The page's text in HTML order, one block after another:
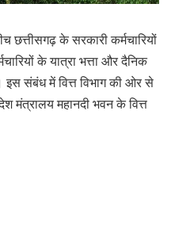
के सरकारी कर्मचारियों
के यात्रा भत्ता और दैनिक
इस संबंध में वित्त विभाग की ओर से
मंत्रालय महानदी भवन के वित्त